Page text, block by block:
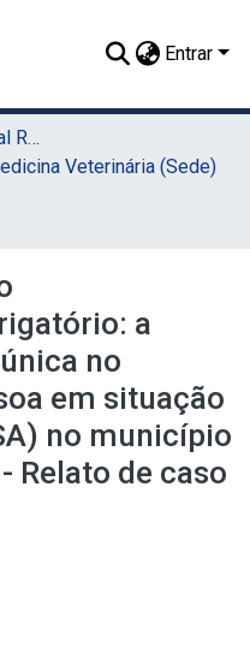
Entrar
01. Universidade Federal Rural de Pernambuco - UFRPE (Sede)
Veterinária (Sede)
a
no
em situação
no município
Relato de caso